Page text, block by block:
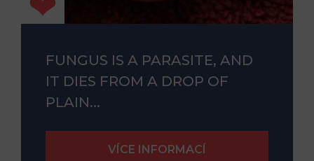
FUNGUS IS A PARASITE, AND
IT DIES FROM A DROP OF
PLAIN...